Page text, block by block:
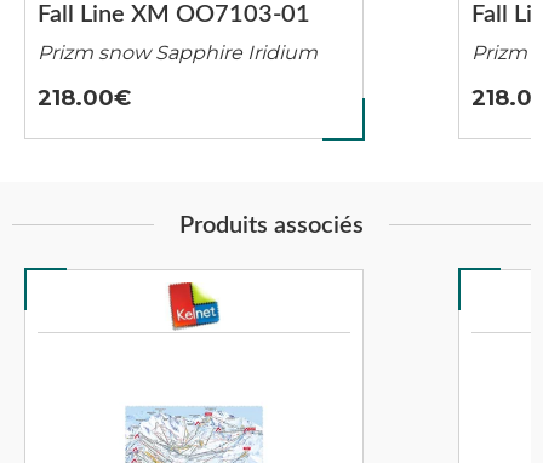
Fall Line XM OO7103-01
Prizm snow Sapphire Iridium
218.00
Fall
Prizm
Produits associés